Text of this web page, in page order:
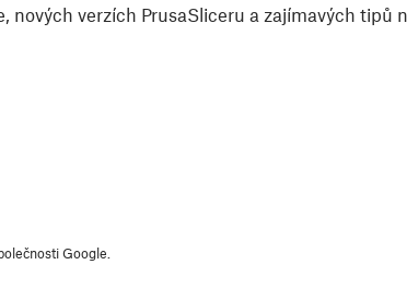
verzích PrusaSliceru a zajímavých tipů
Google.